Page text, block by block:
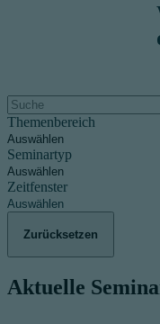
Themenbereich
Auswählen
Seminartyp
Auswählen
Zeitfenster
Auswählen
Zurücksetzen
Aktuelle